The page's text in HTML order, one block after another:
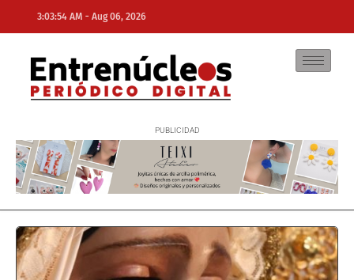
3:03:54 AM - Aug 06, 2026
NE